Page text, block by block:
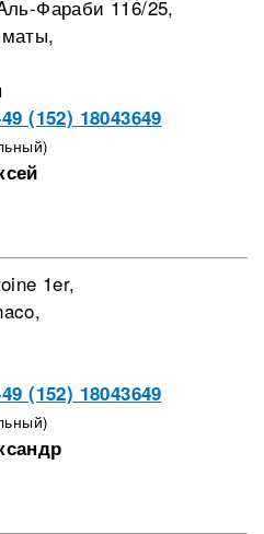
Фараби 116/25,
(152) 18043649
1er,
(152) 18043649